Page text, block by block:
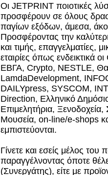
Οι JETPRINT ποιοτικές
προσφέρουν σε όλους
παγίων εξόδων, άμεσα,
Προσφέροντας την
και τιμής, επαγγελματίες,
εταιρίες όπως ενδεικτικά
ΕΒΓΑ, Crypto, NESTLE,
LamdaDevelopment,
DAILYpress, SYSCOM,
Direction, Ελληνικό
Επιμελητήρια, Ξενοδοχεία,
Μουσεία, on-line/e-shops
εμπιστεύονται.
Γίνετε και εσείς μέλος
παραγγέλνοντας όποτε
(Συνεργάτης), είτε με